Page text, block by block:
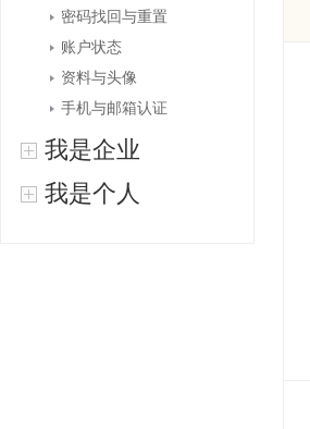
密码找回与重置
账户状态
资料与头像
手机与邮箱认证
我是企业
我是个人